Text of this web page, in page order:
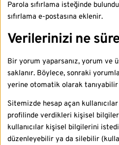
Parola sıfırlama isteğinde
sıfırlama e-postasına eklenir.
Verilerinizi ne
Bir yorum yaparsanız, yorum ve
saklanır. Böylece, sonraki
yerine otomatik olarak
Sitemizde hesap açan
profilinde verdikleri kişisel
kullanıcılar kişisel bilgilerini
düzenleyebilir ya da silebilir